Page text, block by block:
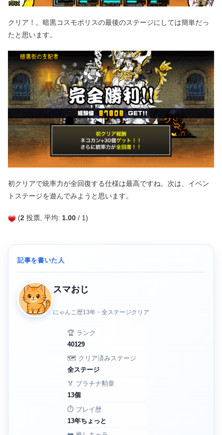
クリア！。暗黒コスモポリスの最後のステージにしては簡単だっ
たと思います。
初クリアで統率力が全回復する仕様は最高ですね。次は、イベン
トステージを遊んでみようと思います。
(2 投票, 平均: 1.00 / 1)
記事を書いた人
スマおじ
にゃんこ歴13年・全ステージクリア
🏆 ランク
40129
🗺️ クリア済みステージ
全ステージ
🏅 プラチナ勲章
13個
⏱️ プレイ歴
13年ちょっと